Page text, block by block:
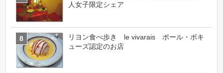
人女子限定シェア
リヨン食べ歩き le vivarais ポール・ボキ
ューズ認定のお店